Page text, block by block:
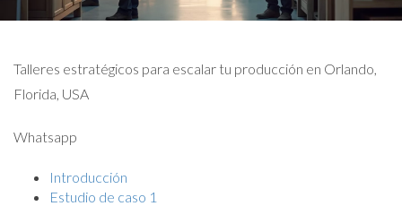
Talleres estratégicos para escalar tu producción en Orlando,
Florida, USA
Whatsapp
Introducción
Estudio de caso 1